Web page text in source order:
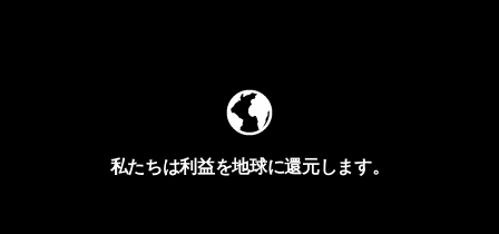
私たちは利益を地球に還元します。